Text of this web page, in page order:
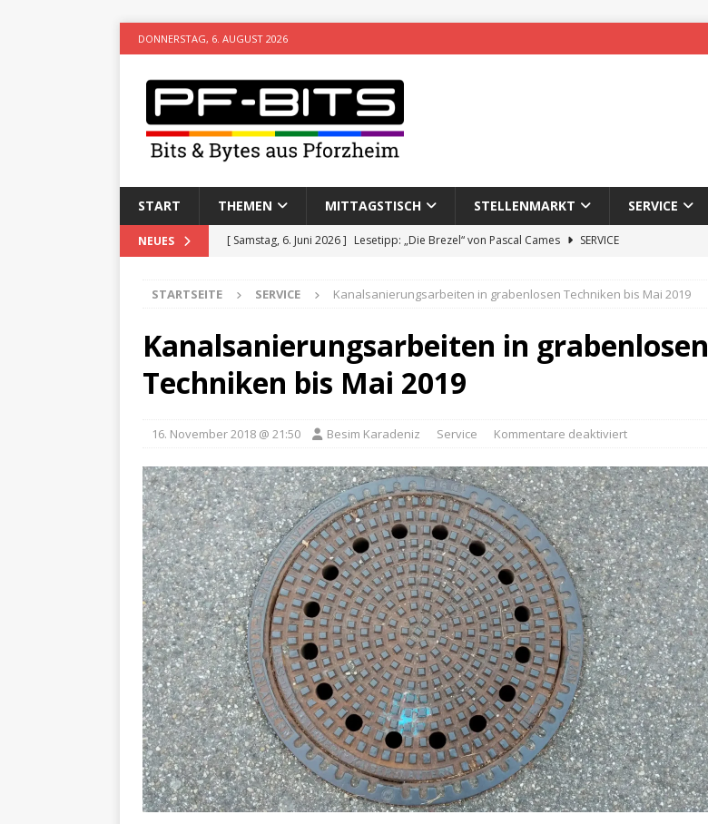
DONNERSTAG, 6. AUGUST 2026
START THEMEN MITTAGSTISCH STELLENMARKT SERVICE
NEUES [ Samstag, 6. Juni 2026 ] Lesetipp: „Die Brezel“ von Pascal Cames
SERVICE
[ Sonntag, 15. Februar 2026 ] Aufzeichnung des 65. Fasnetsumzugs Dillweißenstein
VERANSTALTUNGEN
[ Donnerstag, 11. Dezember 2025 ]
PF-BITS INTERN
[ Mittwoch, 5. August 2026 ] Besim Karadeniz: Der Mann hinter PF-Bits lebt nicht mehr
STARTSEITE SERVICE Kanalsanierungsarbeiten in grabenlosen Techniken bis Mai 2019
Kanalsanierungsarbeiten in grabenlosen
Techniken bis Mai 2019
16. November 2018 @ 21:50 Besim Karadeniz Service Kommentare deaktiviert